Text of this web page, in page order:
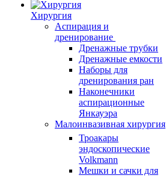
Хирургия
Аспирация и
дренирование
Дренажные трубки
Дренажные емкости
Наборы для
дренирования ран
Наконечники
аспирационные
Янкауэра
Малоинвазивная хирургия
Троакары
эндоскопические
Volkmann
Мешки и сачки для